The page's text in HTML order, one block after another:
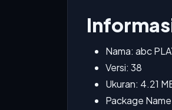
Nama: abc
Versi: 38
Ukuran: 4.21
Package